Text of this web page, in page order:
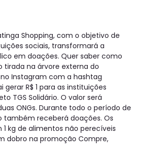
Shopping, com o objetivo de
sociais, transformará a
em doações. Quer saber como
tirada na árvore externa do
Instagram com a hashtag
R$ 1 para as instituições
TGS Solidário. O valor será
ONGs. Durante todo o período de
também receberá doações. Os
kg de alimentos não perecíveis
dobro na promoção Compre,